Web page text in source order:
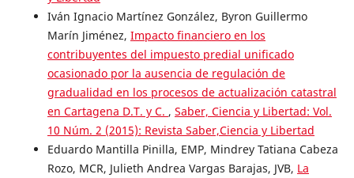
Iván Ignacio Martínez González, Byron Guillermo
Marín Jiménez, Impacto financiero en los
contribuyentes del impuesto predial unificado
ocasionado por la ausencia de regulación de
gradualidad en los procesos de actualización catastral
en Cartagena D.T. y C. , Saber, Ciencia y Libertad: Vol.
10 Núm. 2 (2015): Revista Saber,Ciencia y Libertad
Eduardo Mantilla Pinilla, EMP, Mindrey Tatiana Cabeza
Rozo, MCR, Julieth Andrea Vargas Barajas, JVB, La